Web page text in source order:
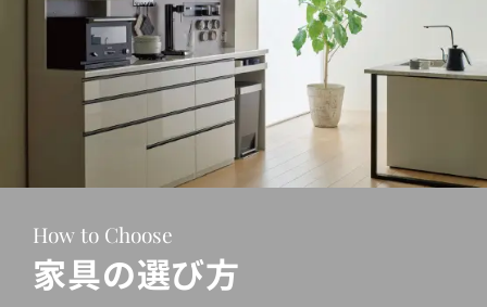
How to Choose
家具の選び方